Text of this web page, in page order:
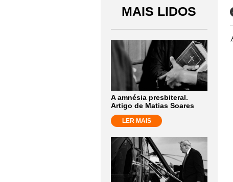
MAIS LIDOS
A amnésia presbiteral.
Artigo de Matias Soares
LER MAIS